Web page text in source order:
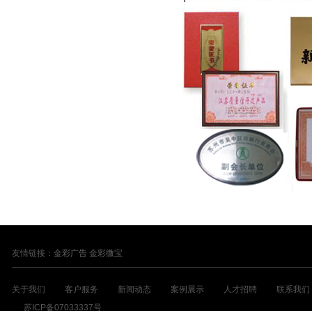
友情链接： 金彩广告 金彩微宝
关于我们 客户服务 新闻动态 案例展示 人才招聘
联系我们
苏ICP备07033337号